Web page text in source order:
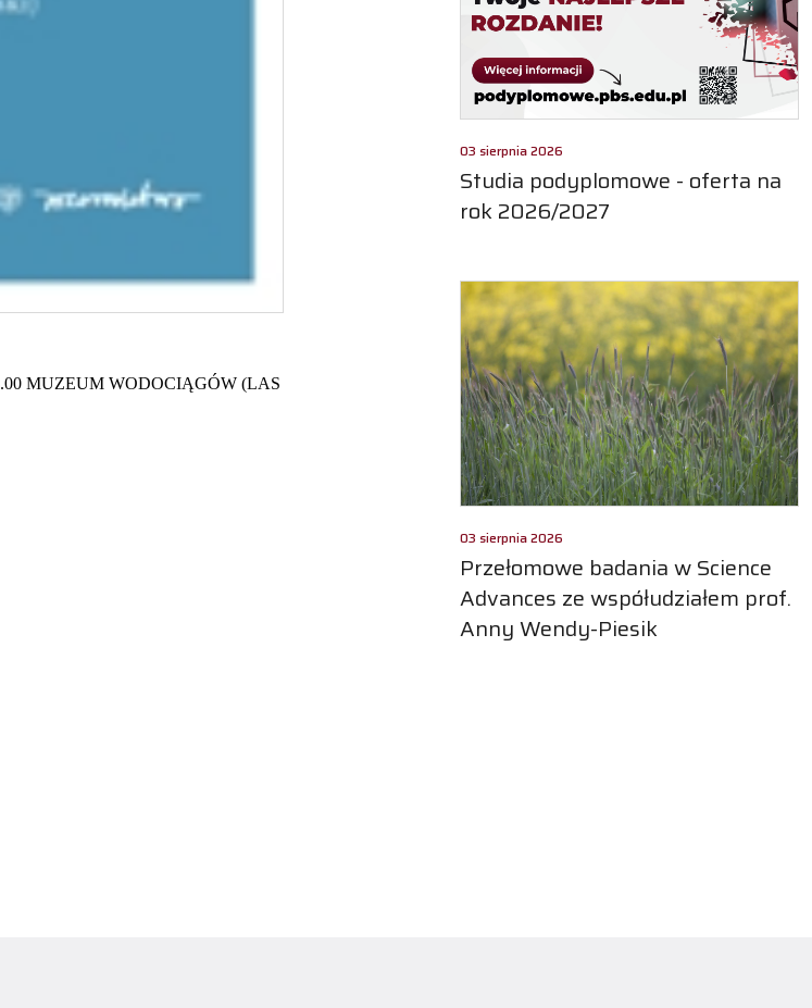
MUZEUM WODOCIĄGÓW (LAS
03 sierpnia 2026
Studia podyplomowe - oferta na
rok 2026/2027
03 sierpnia 2026
Przełomowe badania w Science
Advances ze współudziałem prof.
Anny Wendy-Piesik